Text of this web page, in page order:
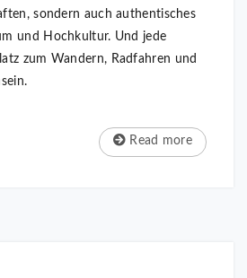
sondern auch authentisches
und Hochkultur. Und jede
zum Wandern, Radfahren und
Read more